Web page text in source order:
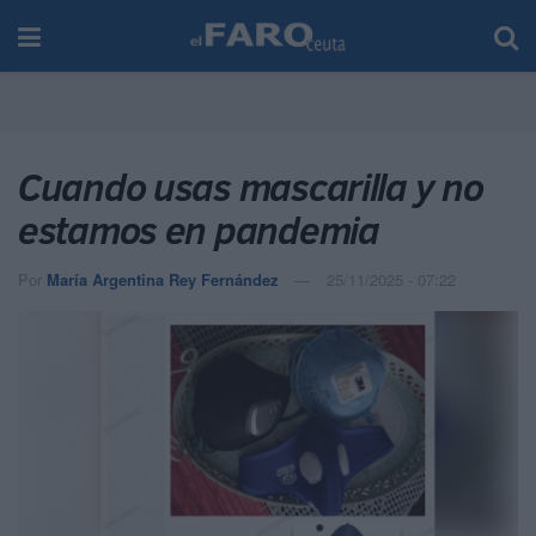
Cuando usas mascarilla y no
estamos en pandemia
Por María Argentina Rey Fernández 25/11/2025 - 07:22